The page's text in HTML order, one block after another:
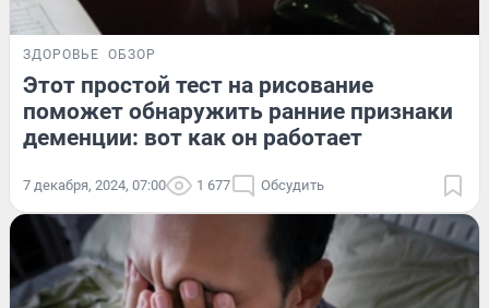
ЗДОРОВЬЕ ОБЗОР
Этот простой тест на рисование
поможет обнаружить ранние признаки
деменции: вот как он работает
7 декабря, 2024, 07:00 1 677 Обсудить